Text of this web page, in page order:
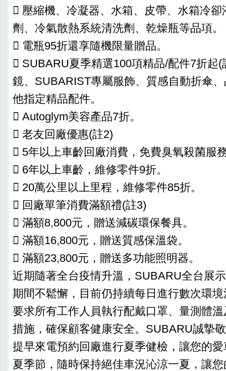
 壓縮機、冷凝器、水箱、皮帶、水箱冷
劑、冷氣散熱系統清洗劑、乾燥瓶等品項。
 電瓶95折還享隨機限量贈品。
 SUBARU夏季精選100項精品/配件7折起
鏡、SUBARIST專屬服飾、質感自動折傘
他指定精品配件。
 Autoglym美容產品7折。
 老友回廠優惠(註2)
 5年以上車齡回廠消費，免費臭氧殺菌服
 6年以上車齡，維修零件9折。
 20萬公里以上里程，維修零件85折。
 回廠單筆消費滿額禮(註3)
 滿額8,800元，贈送減碳環保餐具。
 滿額16,800元，贈送質感保溫袋。
 滿額23,800元，贈送多功能照明器。
近期隨著全台疫情升溫，SUBARU全台展
期間不鬆懈，目前仍持續每日進行數次環
要求所有工作人員執行配戴口罩、量測體
措施，確保顧客健康安全。SUBARU誠摯
提早來電預約回廠進行夏季健檢，讓您的
夏季節，隨時保持絕佳車況沁涼一夏，讓